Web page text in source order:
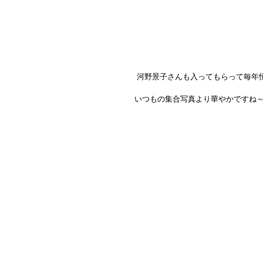
河野景子さんも入ってもらって毎年
いつもの集合写真より華やかですね